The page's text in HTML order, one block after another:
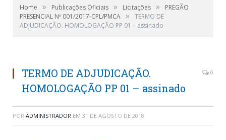
Home » Publicações Oficiais » Licitações »
PREGÃO
PRESENCIAL Nº 001/2017-CPL/PMCA »
TERMO DE
ADJUDICAÇÃO. HOMOLOGAÇÃO PP 01 – assinado
TERMO DE ADJUDICAÇÃO.
HOMOLOGAÇÃO PP 01 – assinado
0
POR ADMINISTRADOR EM 31 DE AGOSTO DE 2018